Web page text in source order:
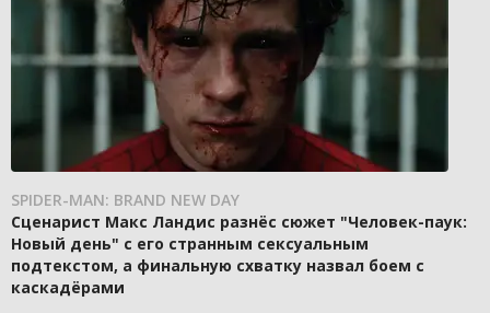
SPIDER-MAN: BRAND NEW DAY
Сценарист Макс Ландис разнёс сюжет "Человек-паук:
Новый день" с его странным сексуальным
подтекстом, а финальную схватку назвал боем с
каскадёрами